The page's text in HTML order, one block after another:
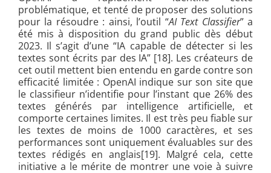
problématique, et tenté de proposer des solutions
pour la résoudre : ainsi, l’outil “AI Text Classifier” a
été mis à disposition du grand public dès début
2023. Il s’agit d’une “IA capable de détecter si les
textes sont écrits par des IA” [18]. Les créateurs de
cet outil mettent bien entendu en garde contre son
efficacité limitée : OpenAI indique sur son site que
le classifieur n’identifie pour l’instant que 26% des
textes générés par intelligence artificielle, et
comporte certaines limites. Il est très peu fiable sur
les textes de moins de 1000 caractères, et ses
performances sont uniquement évaluables sur des
textes rédigés en anglais[19]. Malgré cela, cette
initiative a le mérite de montrer une voie à suivre